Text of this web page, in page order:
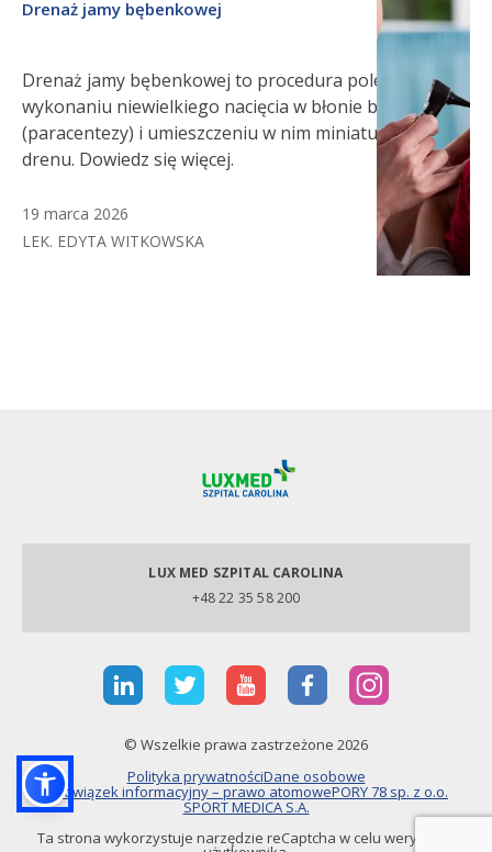
Drenaż jamy bębenkowej
Drenaż jamy bębenkowej to procedura polegająca na
wykonaniu niewielkiego nacięcia w błonie bębenkowej
(paracentezy) i umieszczeniu w nim miniaturowego
drenu. Dowiedz się więcej.
19 marca 2026
LEK. EDYTA WITKOWSKA
LUX MED SZPITAL CAROLINA
+48 22 35 58 200
© Wszelkie prawa zastrzeżone 2026
Polityka prywatnościDane osobowe
Obowiązek informacyjny – prawo atomowePORY 78 sp. z o.o.
SPORT MEDICA S.A.
Ta strona wykorzystuje narzędzie reCaptcha w celu weryfikacji